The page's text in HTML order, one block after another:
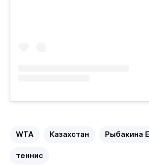
WTA Казахстан Рыбакина
теннис